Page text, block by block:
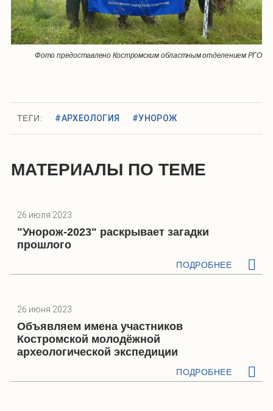
Фото предоставлено Костромским областным отделением РГО
ТЕГИ: #АРХЕОЛОГИЯ #УНОРОЖ
МАТЕРИАЛЫ ПО ТЕМЕ
26 июля 2023
"Унорож-2023" раскрывает загадки
прошлого
ПОДРОБНЕЕ
26 июня 2023
Объявляем имена участников
Костромской молодёжной
археологической экспедиции
ПОДРОБНЕЕ